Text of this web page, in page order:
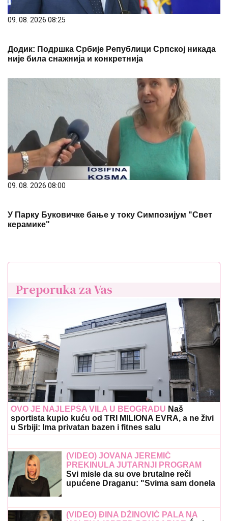
09. 08. 2026 08:25
Додик: Подршка Србије Републици Српској никада
није била снажнија и конкретнија
09. 08. 2026 08:00
У Парку Буковичке бање у току Симпозијум "Свет
керамике"
Preporuka za Vas
OVO JE NAJLEPŠA VILA U BEOGRADU Naš
sportista kupio kuću od TRI MILIONA EVRA, a ne živi
u Srbiji: Ima privatan bazen i fitnes salu
(VIDEO) JOVANA JEREMIĆ
PREKINULA JUTARNJI PROGRAM
Svi misle da su ove brutalne reči
upućene Draganu: "Svima sam donela
(VIDEO) ĐINA DŽINOVIĆ PALA NA